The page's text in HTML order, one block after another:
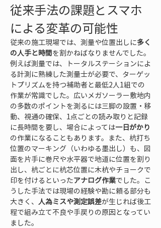
従来手法の課題とスマホ
による変革の可能性
従来の施工現場では、測量や位置出しに多く
の人手と時間を割かねばなりませんでした。
例えば測量では、トータルステーションによ
る計測に熟練した測量士が必要で、ターゲッ
トプリズムを持つ補助者と最低2人1組での
作業が常識でした。広いメガソーラー敷地内
の多数のポイントを測るには三脚の設置・移
動、視通の確保、1点ごとの読み取りと記録
に長時間を要し、場合によっては一日がかり
の作業になることもあります。また、杭打ち
位置のマーキング（いわゆる墨出し）も、図
面を片手に巻尺や水平器で地道に位置を割り
出し、杭ごとに杭芯位置に木杭やチョークで
印を付けるといったアナログ作業でした。こ
うした手法では現場の経験や勘に頼る部分も
大きく、 人為ミスや測定誤差が生じれば後工
程で組み立て不良や手戻りの原因となってい
ました。